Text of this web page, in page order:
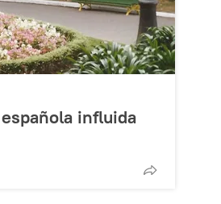
influida